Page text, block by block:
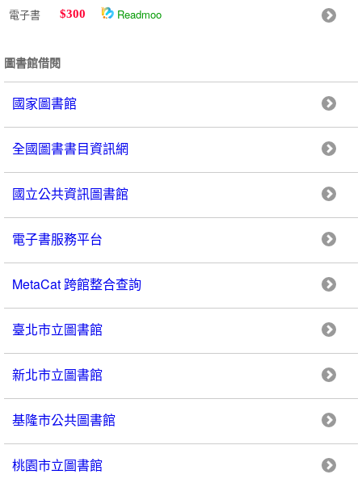
電子書 $300 Readmoo
圖書館借閱
國家圖書館
全國圖書書目資訊網
國立公共資訊圖書館
電子書服務平台
MetaCat 跨館整合查詢
臺北市立圖書館
新北市立圖書館
基隆市公共圖書館
桃園市立圖書館